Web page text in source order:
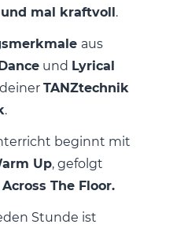
mal kraftvoll.
aus
und Lyrical
TANZtechnik
.
beginnt mit
Up, gefolgt
Across The Floor.
Stunde ist